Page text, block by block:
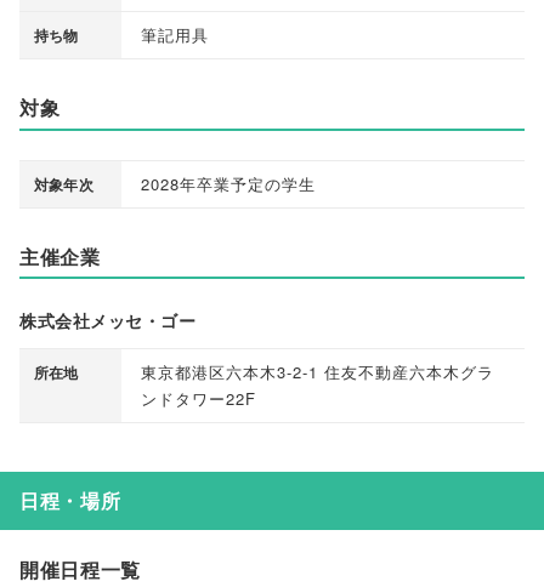
持ち物 筆記用具
対象
対象年次 2028年卒業予定の学生
主催企業
株式会社メッセ・ゴー
所在地
東京都港区六本木3-2-1 住友不動産六本木グラ
ンドタワー22F
日程・場所
開催日程一覧